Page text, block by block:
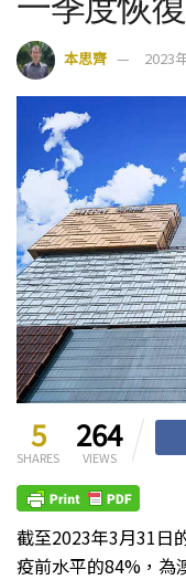
本思齊 2023
5
SHARES
264
VIEWS
截至2023年3月31日
疫前水平的84%，為